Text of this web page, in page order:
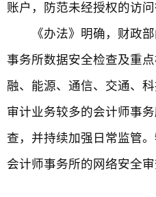
账户，防范未经授权的访问
《办法》明确，财政部
事务所数据安全检查及重
融、能源、通信、交通、
审计业务较多的会计师事
查，并持续加强日常监管
会计师事务所的网络安全审